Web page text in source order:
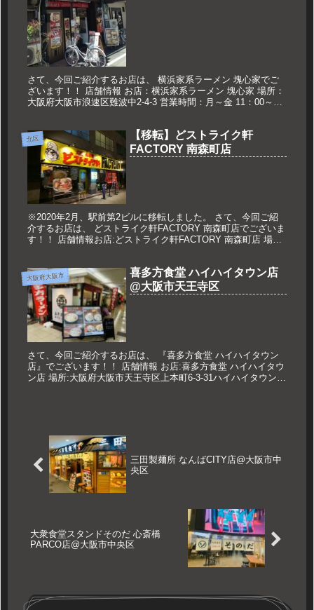
さて、今回ご紹介するお店は、 横浜家系ラーメン 塊心家でご
ざいます！！ 店舗情報 お店：横浜家系ラーメン 塊心家 場所：
大阪府大阪市浪速区難波中2-4-3 営業時間：月～金 11：00～
北区
【移転】どストライク軒
FACTORY 南森町店
※2020年2月、駅前第2ビルに移転しました。 さて、今回ご紹
介するお店は、 どストライク軒FACTORY 南森町店でございま
す！！ 店舗情報お店:どストライク軒FACTORY 南森町店 場所:
大阪府大阪市
喜多方食堂 ハイハイタウン店
@大阪市天王寺区
さて、今回ご紹介するお店は、 『喜多方食堂 ハイハイタウン
店』でございます！！ 店舗情報 お店:喜多方食堂 ハイハイタウ
ン店 場所:大阪府大阪市天王寺区上本町6-3-31ハイハイタウン
三田製麺所 なんばCITY店@大阪市中
央区
大衆食堂スタンドそのだ 心斎橋
PARCO店@大阪市中央区